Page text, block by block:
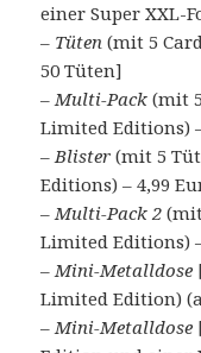
einer Super XXL-
– Tüten (mit 5
50 Tüten]
–Multi-Pack (mit
Limited Editions)
–Blister (mit 5
Editions) – 4,99
–Multi-Pack 2
Limited Editions)
–Mini-Metalldose
Limited Edition)
–Mini-Metalldose